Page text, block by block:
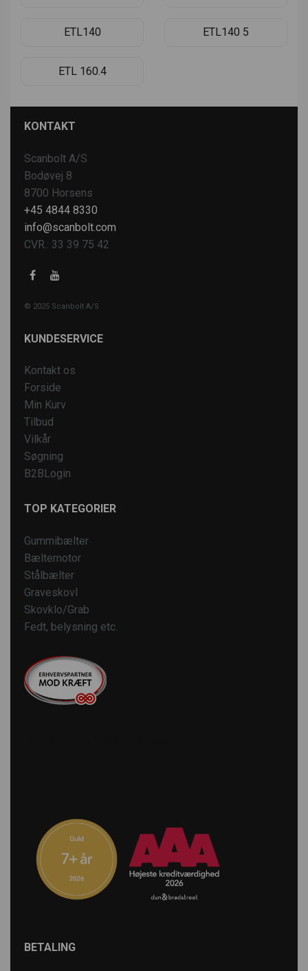
ETL140 ETL140 5
ETL 160.4
KONTAKT
Scanbolt A/S
Bodøvej 8
8700 Horsens
+45 4844 8330
info@scanbolt.com
CVR.: 33 39 75 42
© 2025 Scanbolt A/S
KUNDESERVICE
Kontakt os
Forside
Min Kurv
Tilbud
Vilkår
Søgning
B2BLogin
TOP KATEGORIER
Gummibælter
Bæltemotor
Stålbælter
Graveskovl
Skovklo/Grab
Fedt, belysning etc.
BETALING